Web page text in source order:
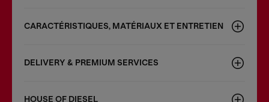
CARACTÉRISTIQUES, MATÉRIAUX ET ENTRETIEN
DELIVERY & PREMIUM SERVICES
HOUSE OF DIESEL